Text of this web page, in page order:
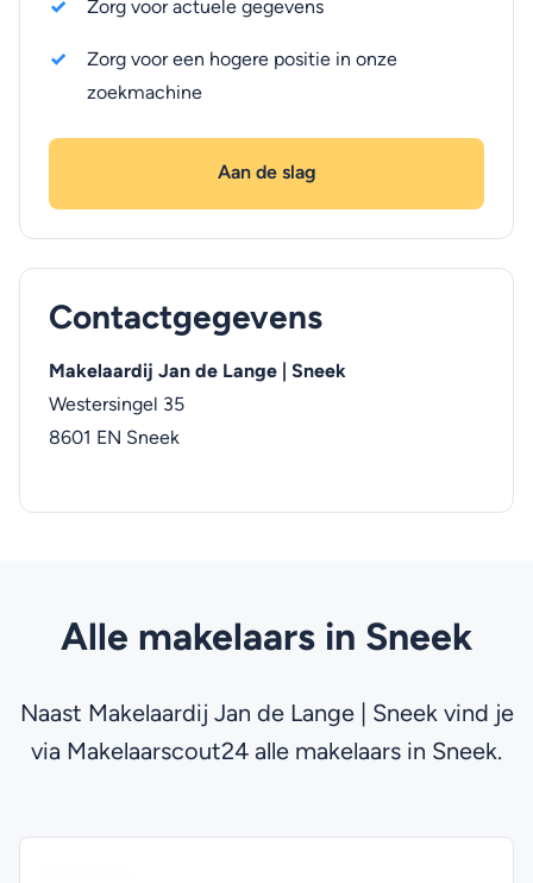
Zorg voor actuele gegevens
Zorg voor een hogere positie in onze
zoekmachine
Aan de slag
Contactgegevens
Makelaardij Jan de Lange | Sneek
Westersingel 35
8601 EN Sneek
Alle makelaars in Sneek
Naast Makelaardij Jan de Lange | Sneek vind je
via Makelaarscout24 alle makelaars in Sneek.